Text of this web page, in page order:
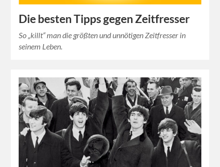
Die besten Tipps gegen Zeitfresser
So „killt“ man die größten und unnötigen Zeitfresser in
seinem Leben.